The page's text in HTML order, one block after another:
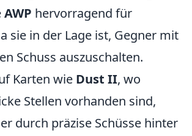
AWP hervorragend für
sie in der Lage ist, Gegner mit
Schuss auszuschalten.
Karten wie Dust II, wo
Stellen vorhanden sind,
durch präzise Schüsse hinter